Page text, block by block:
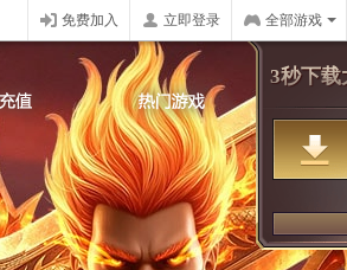
免费加入 立即登录 全部游戏
3秒下载